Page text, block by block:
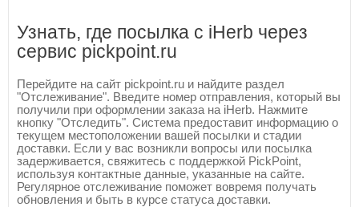
Узнать, где посылка с iHerb через
сервис pickpoint.ru
Перейдите на сайт pickpoint.ru и найдите раздел
"Отслеживание". Введите номер отправления, который вы
получили при оформлении заказа на iHerb. Нажмите
кнопку "Отследить". Система предоставит информацию о
текущем местоположении вашей посылки и стадии
доставки. Если у вас возникли вопросы или посылка
задерживается, свяжитесь с поддержкой PickPoint,
используя контактные данные, указанные на сайте.
Регулярное отслеживание поможет вовремя получать
обновления и быть в курсе статуса доставки.